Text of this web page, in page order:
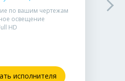
по вашим чертежам
освещение
HD
исполнителя